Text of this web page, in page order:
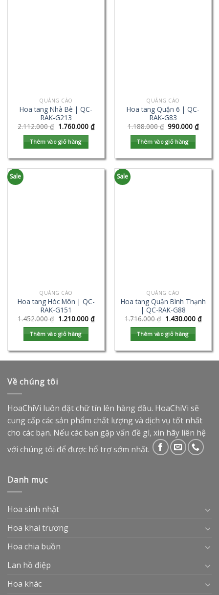
QUẢNG CÁO
Hoa tang Nhà Bè | QC-
RAK-G213
2.112.000₫ 1.760.000 ₫
Thêm vào giỏ hàng
QUẢNG CÁO
Hoa tang Quận 6 | QC-
RAK-G83
1.188.000₫ 990.000₫
Thêm vào giỏ hàng
Sale
QUẢNG CÁO
Hoa tang Hóc Môn | QC-
RAK-G151
1.452.000₫ 1.210.000 ₫
Thêm vào giỏ hàng
Sale
QUẢNG CÁO
Hoa tang Quận Bình Thạnh
| QC-RAK-G88
1.716.000₫ 1.430.000 ₫
Thêm vào giỏ hàng
Về chúng tôi
HoaChiVi luôn đặt chữ tín lên hàng đầu. HoaChiVi sẽ
cung cấp các sản phẩm chất lượng và dịch vụ tốt nhất
cho các bạn. Nếu các bạn gặp vấn đề gì, xin hãy liên hệ
với chúng tôi để được hổ trợ sớm nhất.
Danh mục
Hoa sinh nhật
Hoa khai trương
Hoa chia buồn
Lan hồ điệp
Hoa khác